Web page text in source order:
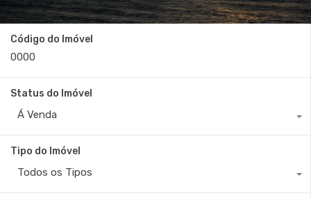
Código do Imóvel
Status do Imóvel
Á Venda
Tipo do Imóvel
Todos os Tipos